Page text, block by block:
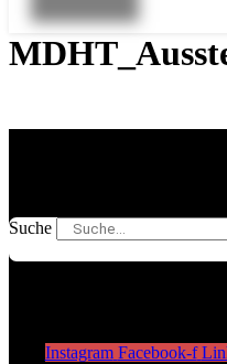
Suche
Instagram Facebook-f